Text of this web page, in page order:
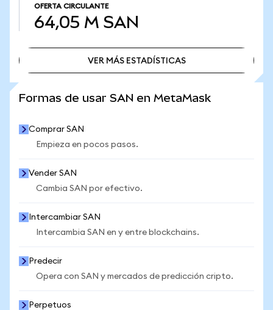
OFERTA CIRCULANTE
64,05 M SAN
VER MÁS ESTADÍSTICAS
Formas de usar SAN en MetaMask
Comprar SAN
Empieza en pocos pasos.
Vender SAN
Cambia SAN por efectivo.
Intercambiar SAN
Intercambia SAN en y entre blockchains.
Predecir
Opera con SAN y mercados de predicción cripto.
Perpetuos